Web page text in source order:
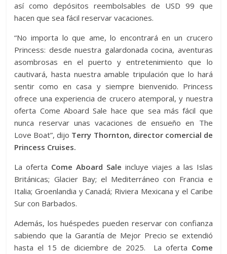
así como depósitos reembolsables de USD 99 que
hacen que sea fácil reservar vacaciones.
“No importa lo que ame, lo encontrará en un crucero
Princess: desde nuestra galardonada cocina, aventuras
asombrosas en el puerto y entretenimiento que lo
cautivará, hasta nuestra amable tripulación que lo hará
sentir como en casa y siempre bienvenido. Princess
ofrece una experiencia de crucero atemporal, y nuestra
oferta Come Aboard Sale hace que sea más fácil que
nunca reservar unas vacaciones de ensueño en The
Love Boat”, dijo Terry Thornton, director comercial de
Princess Cruises.
La oferta Come Aboard Sale incluye viajes a las Islas
Británicas; Glacier Bay; el Mediterráneo con Francia e
Italia; Groenlandia y Canadá; Riviera Mexicana y el Caribe
Sur con Barbados.
Además, los huéspedes pueden reservar con confianza
sabiendo que la Garantía de Mejor Precio se extendió
hasta el 15 de diciembre de 2025. La oferta Come